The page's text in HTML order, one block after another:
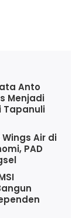
Anto
Menjadi
Tapanuli
Air di
PAD